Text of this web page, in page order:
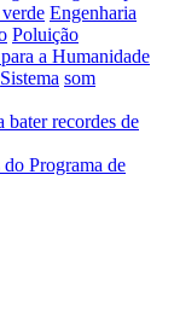
Engenharia
Poluição
a Humanidade
Sistema som
bater recordes de
Programa de